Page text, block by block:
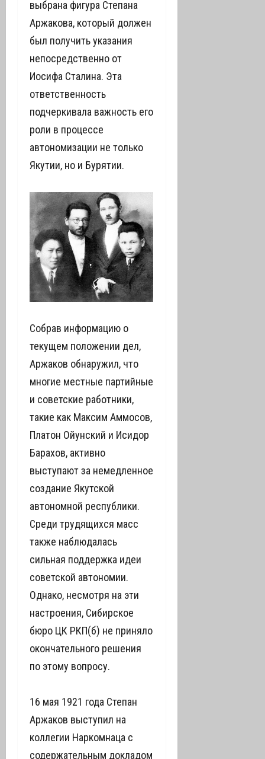
выбрана фигура Степана
Аржакова, который должен
был получить указания
непосредственно от
Иосифа Сталина. Эта
ответственность
подчеркивала важность его
роли в процессе
автономизации не только
Якутии, но и Бурятии.
Собрав информацию о
текущем положении дел,
Аржаков обнаружил, что
многие местные партийные
и советские работники,
такие как Максим Аммосов,
Платон Ойунский и Исидор
Барахов, активно
выступают за немедленное
создание Якутской
автономной республики.
Среди трудящихся масс
также наблюдалась
сильная поддержка идеи
советской автономии.
Однако, несмотря на эти
настроения, Сибирское
бюро ЦК РКП(б) не приняло
окончательного решения
по этому вопросу.
16 мая 1921 года Степан
Аржаков выступил на
коллегии Наркомнаца с
содержательным докладом